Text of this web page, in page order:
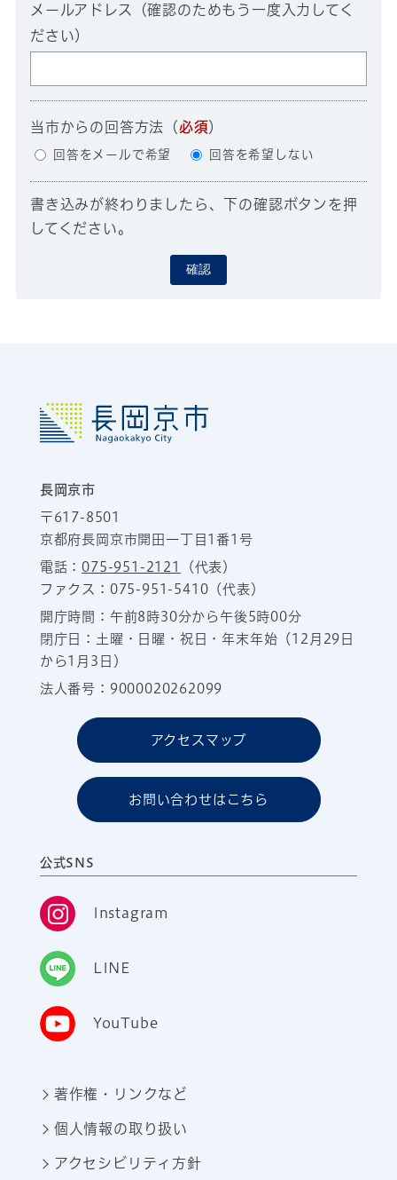
メールアドレス（確認のためもう一度入力してく
ださい）
当市からの回答方法 （必須）
回答をメールで希望 回答を希望しない
書き込みが終わりましたら、下の確認ボタンを押
してください。
確認
長岡京市
〒617-8501
京都府長岡京市開田一丁目1番1号
電話：075-951-2121
（代表）
ファクス：075-951-5410（代表）
開庁時間：午前8時30分から午後5時00分
閉庁日：土曜・日曜・祝日・年末年始（12月29日
から1月3日）
法人番号：9000020262099
アクセスマップ
お問い合わせはこちら
公式SNS
Instagram
LINE
YouTube
著作権・リンクなど
個人情報の取り扱い
アクセシビリティ方針